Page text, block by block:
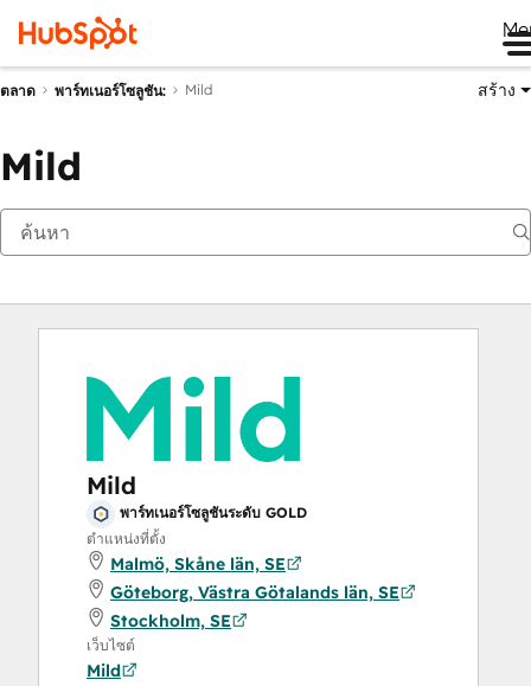
ตลาด พาร์ทเนอร์โซลูชัน: Mild สร้าง
Mild
Mild
พาร์ทเนอร์โซลูชันระดับ GOLD
ตำแหน่งที่ตั้ง
Malmö, Skåne län, SE
Göteborg, Västra Götalands län, SE
Stockholm, SE
เว็บไซต์
Mild